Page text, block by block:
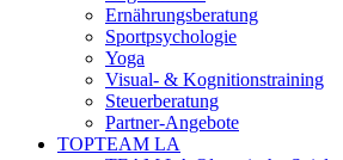
Ernährungsberatung
Sportpsychologie
Yoga
Visual- & Kognitionstraining
Steuerberatung
Partner-Angebote
TOPTEAM LA